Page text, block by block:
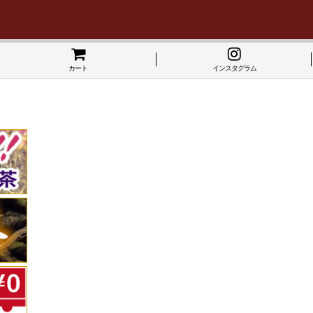
カート インスタグラム